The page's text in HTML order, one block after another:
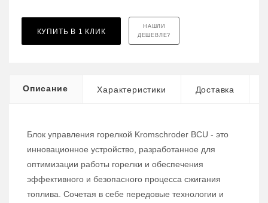
КУПИТЬ В 1 КЛИК
НАШЛИ
ДЕШЕВЛЕ?
Описание Характеристики Доставка
Блок управления горелкой Kromschroder BCU - это
инновационное устройство, разработанное для
оптимизации работы горелки и обеспечения
эффективного и безопасного процесса сжигания
топлива. Сочетая в себе передовые технологии и